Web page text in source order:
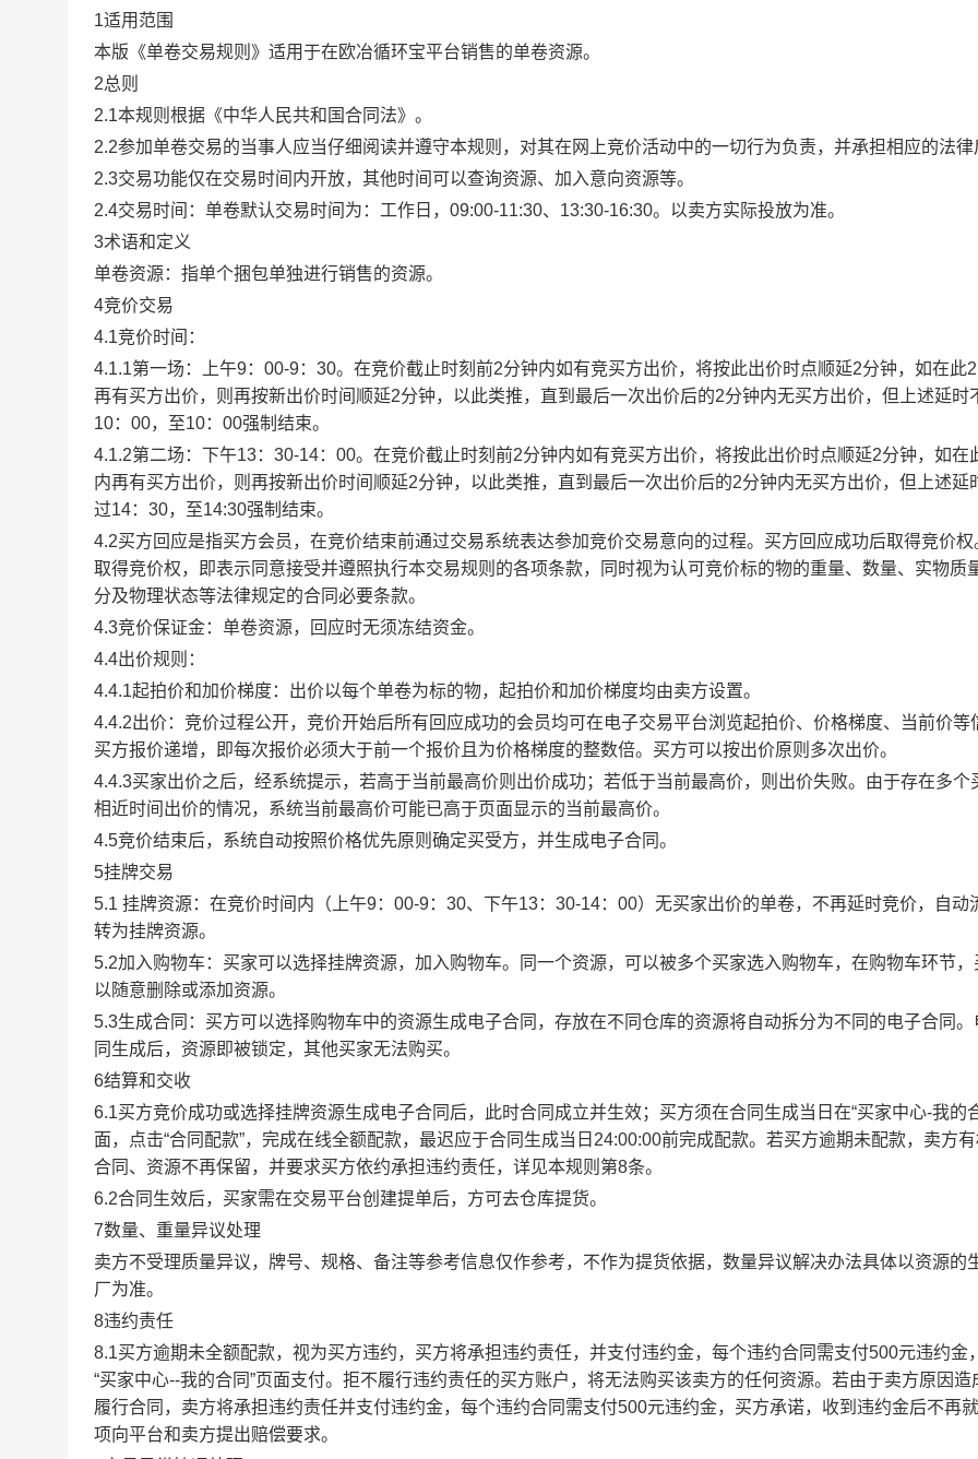
1适用范围
本版《单卷交易规则》适用于在欧冶循环宝平台销售的单卷资源。
2总则
2.1本规则根据《中华人民共和国合同法》。
2.2参加单卷交易的当事人应当仔细阅读并遵守本规则，对其在网上竞价活动中的一切行为负责，并承担相应的法律
2.3交易功能仅在交易时间内开放，其他时间可以查询资源、加入意向资源等。
2.4交易时间：单卷默认交易时间为：工作日，09:00-11:30、13:30-16:30。以卖方实际投放为准。
3术语和定义
单卷资源：指单个捆包单独进行销售的资源。
4竞价交易
4.1竞价时间：
4.1.1第一场：上午9：00-9：30。在竞价截止时刻前2分钟内如有竞买方出价，将按此出价时点顺延2分钟，如在此
再有买方出价，则再按新出价时间顺延2分钟，以此类推，直到最后一次出价后的2分钟内无买方出价，但上述延时
10：00，至10：00强制结束。
4.1.2第二场：下午13：30-14：00。在竞价截止时刻前2分钟内如有竞买方出价，将按此出价时点顺延2分钟，如在
内再有买方出价，则再按新出价时间顺延2分钟，以此类推，直到最后一次出价后的2分钟内无买方出价，但上述延
过14：30，至14:30强制结束。
4.2买方回应是指买方会员，在竞价结束前通过交易系统表达参加竞价交易意向的过程。买方回应成功后取得竞价权
取得竞价权，即表示同意接受并遵照执行本交易规则的各项条款，同时视为认可竞价标的物的重量、数量、实物质
分及物理状态等法律规定的合同必要条款。
4.3竞价保证金：单卷资源，回应时无须冻结资金。
4.4出价规则：
4.4.1起拍价和加价梯度：出价以每个单卷为标的物，起拍价和加价梯度均由卖方设置。
4.4.2出价：竞价过程公开，竞价开始后所有回应成功的会员均可在电子交易平台浏览起拍价、价格梯度、当前价等
买方报价递增，即每次报价必须大于前一个报价且为价格梯度的整数倍。买方可以按出价原则多次出价。
4.4.3买家出价之后，经系统提示，若高于当前最高价则出价成功；若低于当前最高价，则出价失败。由于存在多个
相近时间出价的情况，系统当前最高价可能已高于页面显示的当前最高价。
4.5竞价结束后，系统自动按照价格优先原则确定买受方，并生成电子合同。
5挂牌交易
5.1 挂牌资源：在竞价时间内（上午9：00-9：30、下午13：30-14：00）无买家出价的单卷，不再延时竞价，自动
转为挂牌资源。
5.2加入购物车：买家可以选择挂牌资源，加入购物车。同一个资源，可以被多个买家选入购物车，在购物车环节，
以随意删除或添加资源。
5.3生成合同：买方可以选择购物车中的资源生成电子合同，存放在不同仓库的资源将自动拆分为不同的电子合同。
同生成后，资源即被锁定，其他买家无法购买。
6结算和交收
6.1买方竞价成功或选择挂牌资源生成电子合同后，此时合同成立并生效；买方须在合同生成当日在“买家中心-我的
面，点击“合同配款”，完成在线全额配款，最迟应于合同生成当日24:00:00前完成配款。若买方逾期未配款，卖方
合同、资源不再保留，并要求买方依约承担违约责任，详见本规则第8条。
6.2合同生效后，买家需在交易平台创建提单后，方可去仓库提货。
7数量、重量异议处理
卖方不受理质量异议，牌号、规格、备注等参考信息仅作参考，不作为提货依据，数量异议解决办法具体以资源的
厂为准。
8违约责任
8.1买方逾期未全额配款，视为买方违约，买方将承担违约责任，并支付违约金，每个违约合同需支付500元违约金
“买家中心--我的合同”页面支付。拒不履行违约责任的买方账户，将无法购买该卖方的任何资源。若由于卖方原因造
履行合同，卖方将承担违约责任并支付违约金，每个违约合同需支付500元违约金，买方承诺，收到违约金后不再
项向平台和卖方提出赔偿要求。